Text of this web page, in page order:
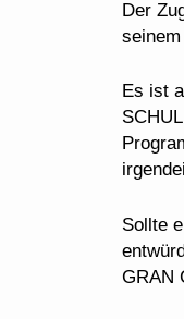
Der
Es ist
Sollte
GRAN